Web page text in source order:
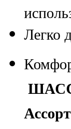
Легко